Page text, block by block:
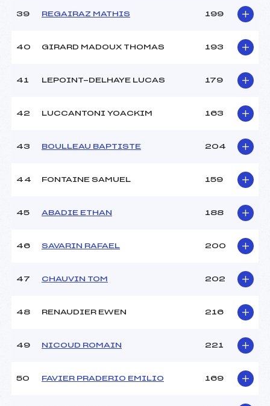
39 REGAIRAZ MATHIS 199
40 GIRARD MADOUX THOMAS 193
41 LEPOINT-DELHAYE LUCAS 179
42 LUCCANTONI YOACKIM 163
43 BOULLEAU BAPTISTE 204
44 FONTAINE SAMUEL 159
45 ABADIE ETHAN 188
46 SAVARIN RAFAEL 200
47 CHAUVIN TOM 202
48 RENAUDIER EWEN 216
49 NICOUD ROMAIN 221
50 FAVIER PRADERIO EMILIO 169